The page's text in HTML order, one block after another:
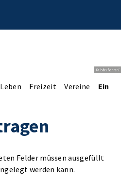
© bbsferrari
Freizeit Vereine
Felder müssen ausgefüllt
werden kann.